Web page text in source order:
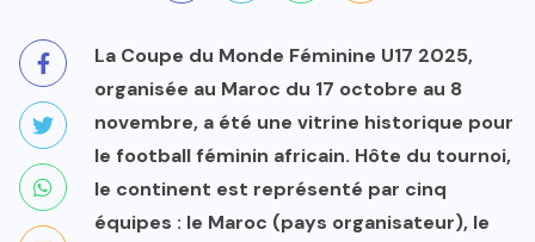
La Coupe du Monde Féminine U17 2025,
organisée au Maroc du 17 octobre au 8
novembre, a été une vitrine historique pour
le football féminin africain. Hôte du tournoi,
le continent est représenté par cinq
équipes : le Maroc (pays organisateur), le